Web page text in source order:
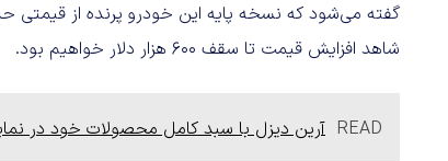
شاهد افزایش قیمت تا سقف ۶۰۰ هزار دلار خواهیم بود.
READ آرین دیزل با سبد کامل محصولات خود در نمایشگاه